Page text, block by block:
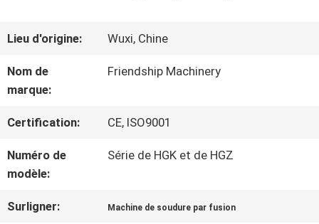
VISITE
D'USINE
CONTRÔLE
DE
QUALITÉ
Lieu d'origine: Wuxi, Chine
Nom de
marque:
Friendship Machinery
Certification: CE, ISO9001
Numéro de
modèle:
Série de HGK et de HGZ
Surligner: Machine de soudure par fusion